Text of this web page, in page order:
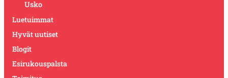
Usko
Luetuimmat
Hyvät uutiset
Blogit
Esirukouspalsta